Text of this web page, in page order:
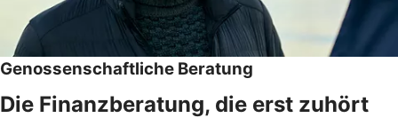
Genossenschaftliche Beratung
Die Finanzberatung, die erst zuhört